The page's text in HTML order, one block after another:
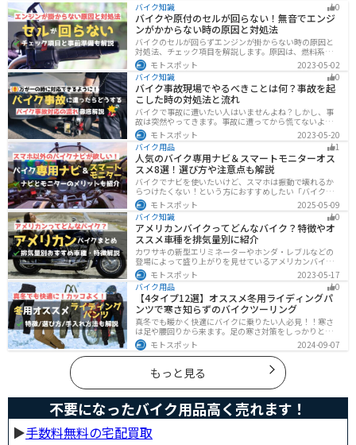
バイク知識 0
バイクや原付のセルが回らない！無音でエンジ
ンがかからない時の原因と対処法
バイクのセルが回らずエンジンが掛からない時の原因と
対処法、チェック項目を解説します。原因は、燃料系・
電装系・その他に分かれますが、バッテリー上がりが原
因であることが多いです。その場合、押しがけやバッテ
リー復旧サービスなどを活用しましょう。事前にできる
対処準備についても解説します。
モトスポット
2023-05-02
バイク知識
0
バイク事故現場でやるべきことは何？事故を起
こした時の対処法と流れ
バイクで事故に遭いたい人はいませんよね？しかし、事
故は突然やってきます。事故に遭ってから慌てないよう
に対処法を知っておきましょう。自分が加害者になった
時、被害者になった時、それぞれどんな対応をすれば良
いのかまとめました。
モトスポット
2023-05-20
バイク用品
1
人気のバイク専用ナビ＆スマートモニターオス
スメ8選！選び方や注意点も解説
バイクでナビを使いたいけど、スマホは振動で壊れるか
らつけたくない！という方におすすめしたい「バイク専
用ナビ」と「スマートモニター」をまとめてご紹介しま
す。専用ナビなら耐久性もあり、オフラインでも使える
ので安心です。スマートモニターは、スマホと連動させ
てスマホの機能をそのまま利用できます。ドラレコや死
角警告、駐車場の振動検知など様々な便利機能も搭載さ
れています。
モトスポット
2025-05-09
バイク知識
0
アメリカンバイクってどんなバイク？特徴やオ
ススメ車種を排気量別に紹介
カワサキの新型エリミネーターやホンダ・レブルなどの
登場によって盛り上がりを見せているアメリカンバイ
ク。スタイリッシュに乗れることはもちろん、ツーリン
グや通学通勤もこなせるアメリカンバイクの特徴や、オ
ススメの車種についてご紹介します！
モトスポット
2023-05-17
バイク用品
0
【4タイプ12選】オススメ冬用ライディングパ
ンツで寒さ知らずのバイクツーリング
真冬でも暖かく快適にバイクに乗りたい人必見！！寒さ
は足や腰回りから来ます。足の寒さ対策をしっかりとす
ることで、体全体の寒さを防ぎ快適なバイクツーリング
を楽しむことができます。この記事では、4つのタイプ別
に真冬でも使えるライディングパンツを12選紹介しま
モトスポット 2024-09-07
もっと見る
不要になったバイク用品高く売れます！
▶︎手数料無料の宅配買取